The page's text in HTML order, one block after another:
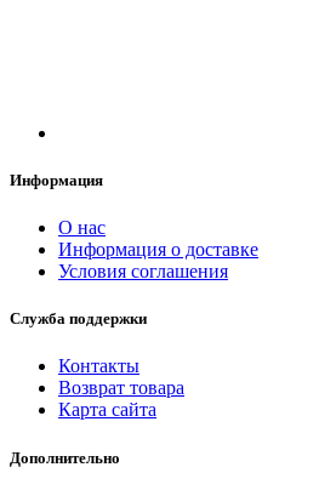
Информация
О нас
Информация о доставке
Условия соглашения
Служба поддержки
Контакты
Возврат товара
Карта сайта
Дополнительно